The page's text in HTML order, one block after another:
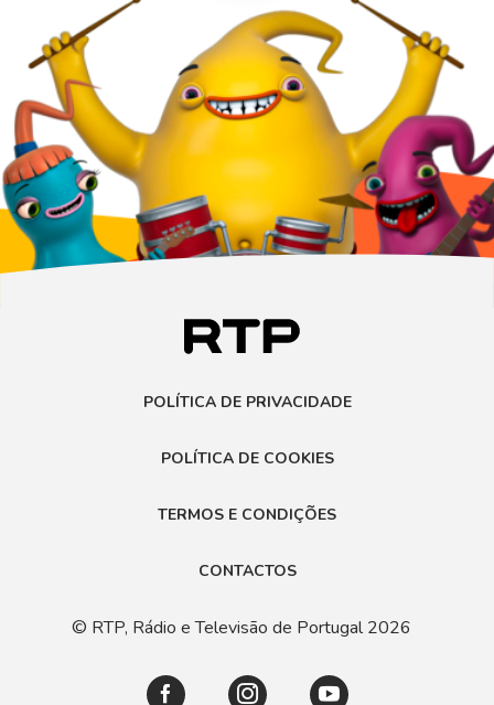
POLÍTICA DE PRIVACIDADE
POLÍTICA DE COOKIES
TERMOS E CONDIÇÕES
CONTACTOS
© RTP, Rádio e Televisão de Portugal 2026